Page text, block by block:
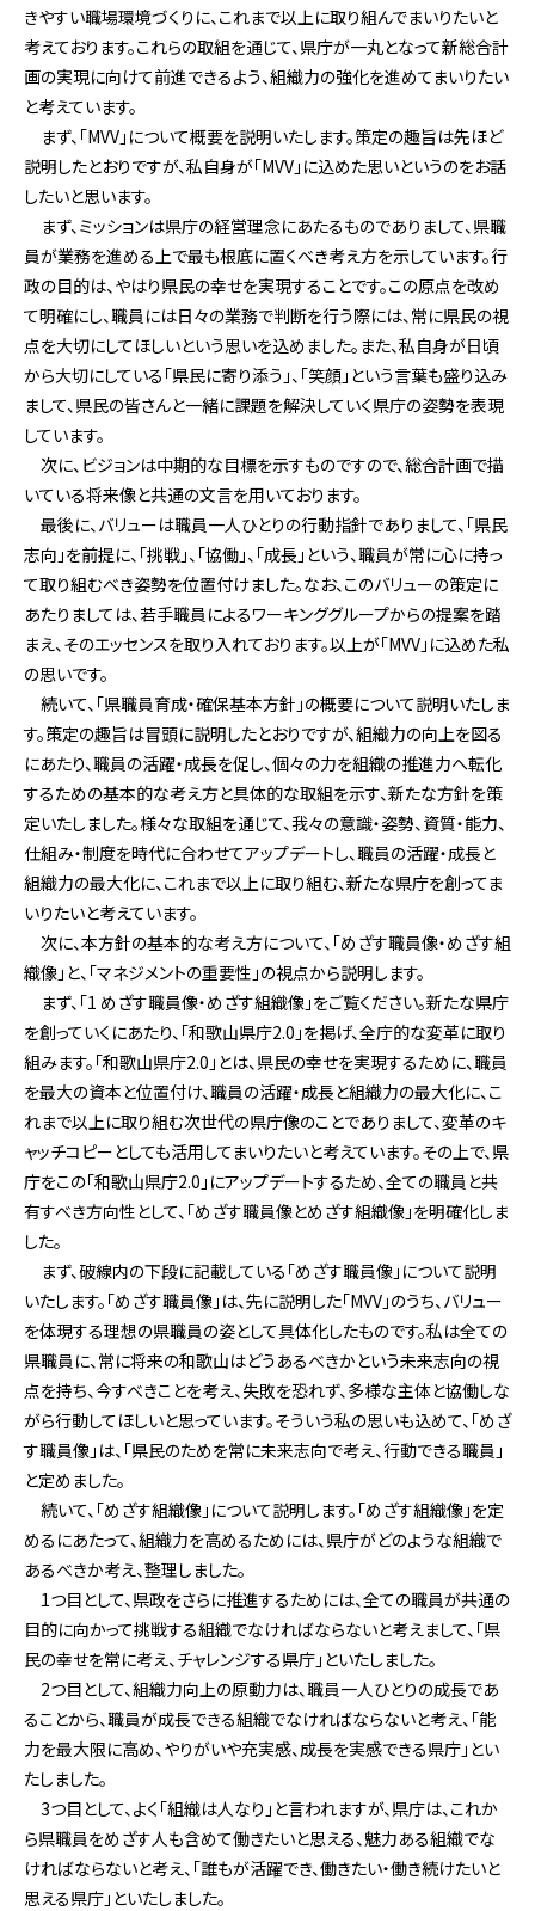
きやすい職場環境づくりに、これまで以上に取り組んでまいりたいと
考えております。これらの取組を通じて、県庁が一丸となって新総合計
画の実現に向けて前進できるよう、組織力の強化を進めてまいりたい
と考えています。
まず、「MVV」について概要を説明いたします。策定の趣旨は先ほど
説明したとおりですが、私自身が「MVV」に込めた思いというのをお話
したいと思います。
まず、ミッションは県庁の経営理念にあたるものでありまして、県職
員が業務を進める上で最も根底に置くべき考え方を示しています。行
政の目的は、やはり県民の幸せを実現することです。この原点を改め
て明確にし、職員には日々の業務で判断を行う際には、常に県民の視
点を大切にしてほしいという思いを込めました。また、私自身が日頃
から大切にしている「県民に寄り添う」、「笑顔」という言葉も盛り込み
まして、県民の皆さんと一緒に課題を解決していく県庁の姿勢を表現
しています。
次に、ビジョンは中期的な目標を示すものですので、総合計画で描
いている将来像と共通の文言を用いております。
最後に、バリューは職員一人ひとりの行動指針でありまして、「県民
志向」を前提に、「挑戦」、「協働」、「成長」という、職員が常に心に持っ
て取り組むべき姿勢を位置付けました。なお、このバリューの策定に
あたりましては、若手職員によるワーキンググループからの提案を踏
まえ、そのエッセンスを取り入れております。以上が「MVV」に込めた私
の思いです。
続いて、「県職員育成・確保基本方針」の概要について説明いたしま
す。策定の趣旨は冒頭に説明したとおりですが、組織力の向上を図る
にあたり、職員の活躍・成長を促し、個々の力を組織の推進力へ転化
するための基本的な考え方と具体的な取組を示す、新たな方針を策
定いたしました。様々な取組を通じて、我々の意識・姿勢、資質・能力、
仕組み・制度を時代に合わせてアップデートし、職員の活躍・成長と
組織力の最大化に、これまで以上に取り組む、新たな県庁を創ってま
いりたいと考えています。
次に、本方針の基本的な考え方について、「めざす職員像・めざす組
織像」と、「マネジメントの重要性」の視点から説明します。
まず、「1 めざす職員像・めざす組織像」をご覧ください。新たな県庁
を創っていくにあたり、「和歌山県庁2.0」を掲げ、全庁的な変革に取り
組みます。「和歌山県庁2.0」とは、県民の幸せを実現するために、職員
を最大の資本と位置付け、職員の活躍・成長と組織力の最大化に、こ
れまで以上に取り組む次世代の県庁像のことでありまして、変革のキ
ャッチコピーとしても活用してまいりたいと考えています。その上で、県
庁をこの「和歌山県庁2.0」にアップデートするため、全ての職員と共
有すべき方向性として、「めざす職員像とめざす組織像」を明確化しま
した。
まず、破線内の下段に記載している「めざす職員像」について説明
いたします。「めざす職員像」は、先に説明した「MVV」のうち、バリュー
を体現する理想の県職員の姿として具体化したものです。私は全ての
県職員に、常に将来の和歌山はどうあるべきかという未来志向の視
点を持ち、今すべきことを考え、失敗を恐れず、多様な主体と協働しな
がら行動してほしいと思っています。そういう私の思いも込めて、「めざ
す職員像」は、「県民のためを常に未来志向で考え、行動できる職員」
と定めました。
続いて、「めざす組織像」について説明します。「めざす組織像」を定
めるにあたって、組織力を高めるためには、県庁がどのような組織で
あるべきか考え、整理しました。
1つ目として、県政をさらに推進するためには、全ての職員が共通の
目的に向かって挑戦する組織でなければならないと考えまして、「県
民の幸せを常に考え、チャレンジする県庁」といたしました。
2つ目として、組織力向上の原動力は、職員一人ひとりの成長であ
ることから、職員が成長できる組織でなければならないと考え、「能
力を最大限に高め、やりがいや充実感、成長を実感できる県庁」とい
たしました。
3つ目として、よく「組織は人なり」と言われますが、県庁は、これか
ら県職員をめざす人も含めて働きたいと思える、魅力ある組織でな
ければならないと考え、「誰もが活躍でき、働きたい・働き続けたいと
思える県庁」といたしました。